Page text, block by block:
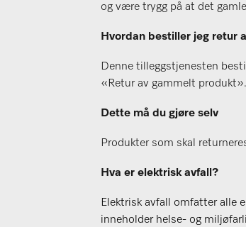
og være trygg på at det
Hvordan bestiller jeg retur
Denne tilleggstjenesten
«Retur av gammelt produkt».
Dette må du gjøre selv
Produkter som skal
Hva er elektrisk avfall?
Elektrisk avfall omfatter alle
inneholder helse- og